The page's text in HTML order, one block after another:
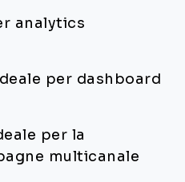
analytics
Ideale per dashboard
per la
multicanale